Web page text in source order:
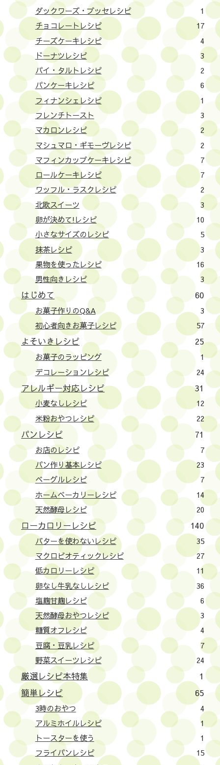
ダックワーズ・ブッセレシピ
1
チョコレートレシピ
17
チーズケーキレシピ
4
ドーナツレシピ
3
パイ・タルトレシピ
2
パンケーキレシピ
6
フィナンシェレシピ
1
フレンチトースト
3
マカロンレシピ
2
マシュマロ・ギモーヴレシピ
2
マフィンカップケーキレシピ
7
ロールケーキレシピ
7
ワッフル・ラスクレシピ
2
北欧スイーツ
3
卵が決めて!レシピ
10
小さなサイズのレシピ
5
抹茶レシピ
3
果物を使ったレシピ
16
男性向きレシピ
3
はじめて 60
お菓子作りのQ&A
3
初心者向きお菓子レシピ
57
よそいきレシピ 25
お菓子のラッピング
1
デコレーションレシピ
24
アレルギー対応レシピ 31
小麦なしレシピ
12
米粉おやつレシピ
22
パンレシピ 71
お店のレシピ
7
パン作り基本レシピ
23
ベーグルレシピ
7
ホームベーカリーレシピ
14
天然酵母レシピ
20
ローカロリーレシピ 140
バターを使わないレシピ
35
マクロビオティックレシピ
27
低カロリーレシピ
11
卵なし牛乳なしレシピ
36
塩麹甘麹レシピ
6
天然酵母おやつレシピ
3
糖質オフレシピ
4
豆腐・豆乳レシピ
7
野菜スイーツレシピ
24
厳選レシピ本特集
1
簡単レシピ
65
3時のおやつ
4
アルミホイルレシピ
1
トースターを使う
1
フライパンレシピ
15